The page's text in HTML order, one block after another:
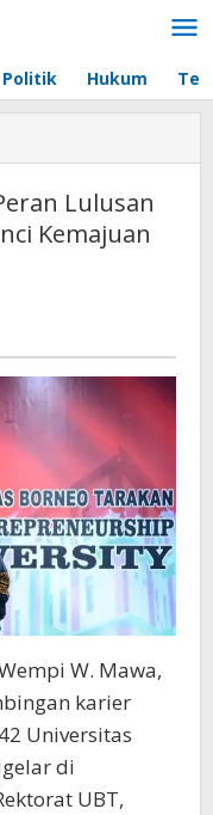
Politik Hukum
Lulusan
Kemajuan
W. Mawa,
karier
Universitas
di
UBT,